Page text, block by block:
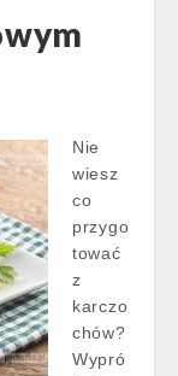
Nie
wiesz
co
przygo
tować
z
karczo
chów?
Wypró